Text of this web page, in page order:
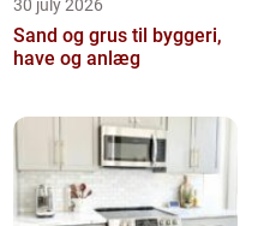
30 july 2026
Sand og grus til byggeri,
have og anlæg